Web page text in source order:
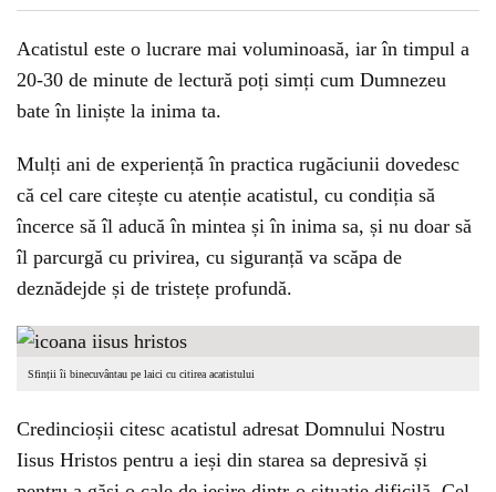
Acatistul este o lucrare mai voluminoasă, iar în timpul a
20-30 de minute de lectură poți simți cum Dumnezeu
bate în liniște la inima ta.
Mulți ani de experiență în practica rugăciunii dovedesc
că cel care citește cu atenție acatistul, cu condiția să
încerce să îl aducă în mintea și în inima sa, și nu doar să
îl parcurgă cu privirea, cu siguranță va scăpa de
deznădejde și de tristețe profundă.
Sfinții îi binecuvântau pe laici cu citirea acatistului
Credincioșii citesc acatistul adresat Domnului Nostru
Iisus Hristos pentru a ieși din starea sa depresivă și